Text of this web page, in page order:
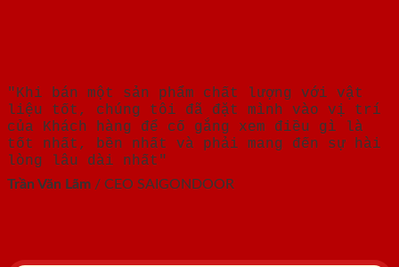
"Khi bán một sản phẩm chất lượng với vật
liệu tốt, chúng tôi đã đặt mình vào vị trí
của Khách hàng để cố gắng xem điều gì là
tốt nhất, bền nhất và phải mang đến sự hài
lòng lâu dài nhất"
Trần Văn Lãm / CEO SAIGONDOOR